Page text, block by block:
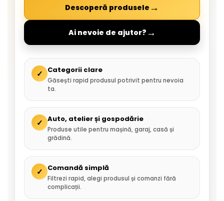
Descoperă produsele →
Ai nevoie de ajutor? →
✓ Categorii clare
Găsești rapid produsul potrivit pentru nevoia
ta.
✓ Auto, atelier și gospodărie
Produse utile pentru mașină, garaj, casă și
grădină.
✓ Comandă simplă
Filtrezi rapid, alegi produsul și comanzi fără
complicații.